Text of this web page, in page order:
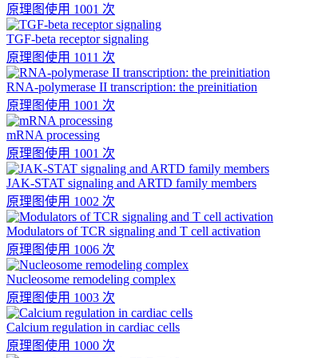
原理图使用 1001 次
TGF-beta receptor signaling
原理图使用 1011 次
RNA-polymerase II transcription: the preinitiation
原理图使用 1001 次
mRNA processing
原理图使用 1001 次
JAK-STAT signaling and ARTD family members
原理图使用 1002 次
Modulators of TCR signaling and T cell activation
原理图使用 1006 次
Nucleosome remodeling complex
原理图使用 1003 次
Calcium regulation in cardiac cells
原理图使用 1000 次